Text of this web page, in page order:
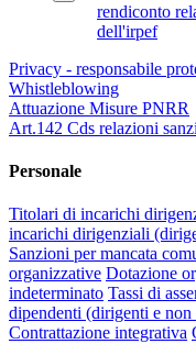
rendiconto
dell'irpef
Privacy - responsabile
Whistleblowing
Attuazione Misure PNRR
Art.142 Cds relazioni
Personale
Titolari di incarichi
incarichi dirigenziali
Sanzioni per mancata
organizzative Dotazione
indeterminato Tassi di
dipendenti (dirigenti e
Contrattazione integrativa